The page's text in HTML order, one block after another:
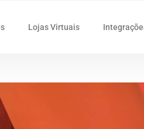
Lojas Virtuais